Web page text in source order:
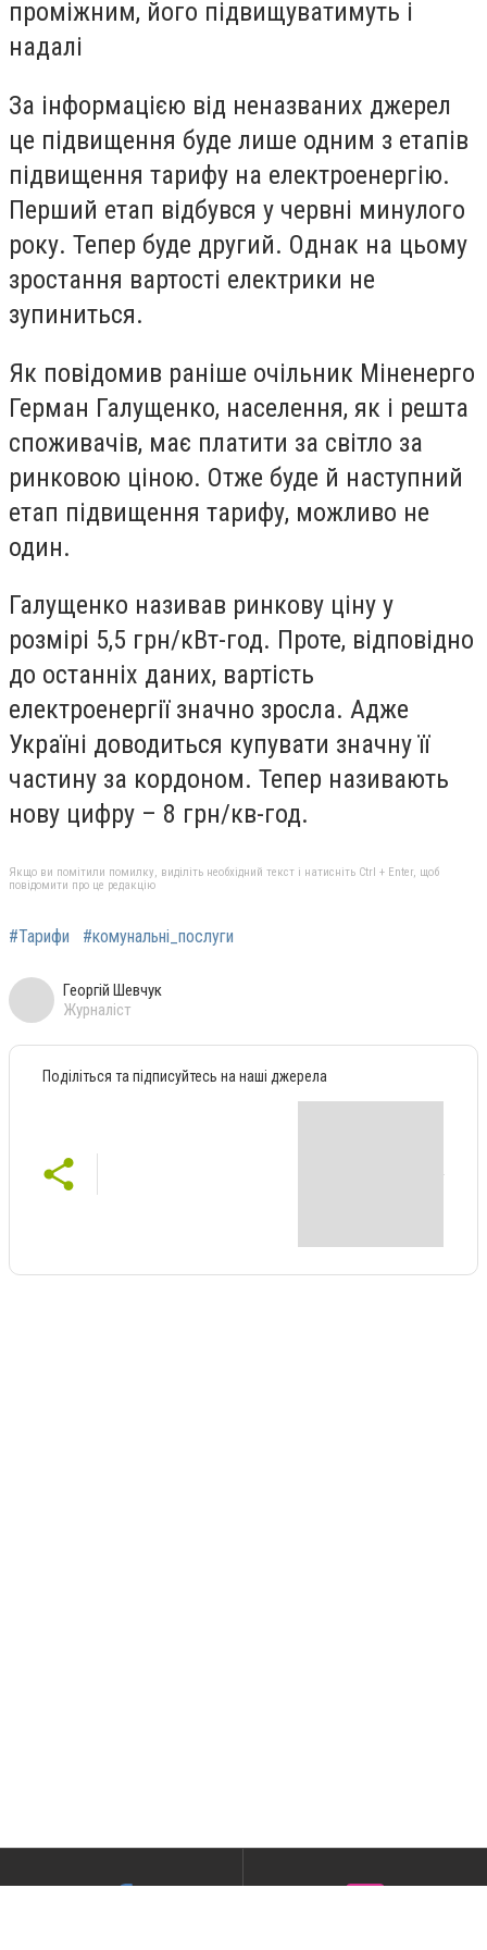
проміжним, його підвищуватимуть і
надалі
За інформацією від неназваних джерел
це підвищення буде лише одним з етапів
підвищення тарифу на електроенергію.
Перший етап відбувся у червні минулого
року. Тепер буде другий. Однак на цьому
зростання вартості електрики не
зупиниться.
Як повідомив раніше очільник Міненерго
Герман Галущенко, населення, як і решта
споживачів, має платити за світло за
ринковою ціною. Отже буде й наступний
етап підвищення тарифу, можливо не
один.
Галущенко називав ринкову ціну у
розмірі 5,5 грн/кВт-год. Проте, відповідно
до останніх даних, вартість
електроенергії значно зросла. Адже
Україні доводиться купувати значну її
частину за кордоном. Тепер називають
нову цифру – 8 грн/кв-год.
Якщо ви помітили помилку, виділіть необхідний текст і натисніть Ctrl + Enter, щоб
повідомити про це редакцію
#Тарифи #комунальні_послуги
Георгій Шевчук
Журналіст
Поділіться та підписуйтесь на наші джерела